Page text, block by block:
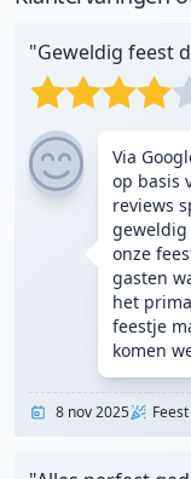
"Geweldig feest
Via
op basis
reviews
geweldig
onze
gasten
het
feestje
komen
8 nov 2025 Feest